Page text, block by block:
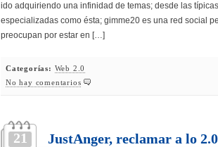
ido adquiriendo una infinidad de temas; desde las
especializadas como ésta; gimme20 es una red social
preocupan por estar en […]
Categorías: Web 2.0
No hay comentarios
21 JustAnger, reclamar a lo 2.0